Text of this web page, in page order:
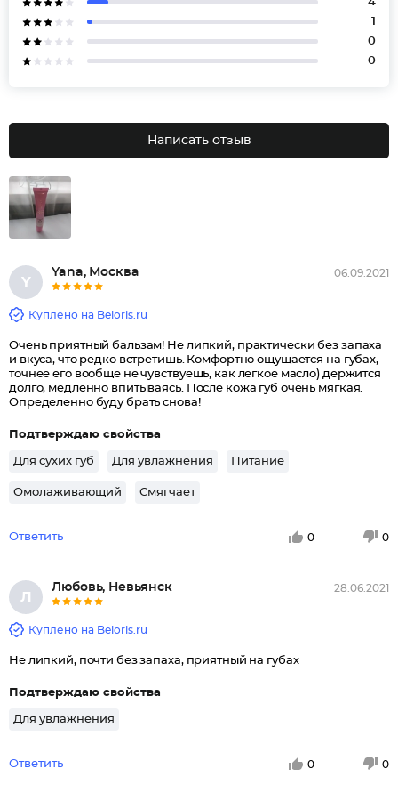
1
0
0
Написать отзыв
Y
Yana, Москва 06.09.2021
Куплено на Beloris.ru
Очень приятный бальзам! Не липкий, практически без запаха
и вкуса, что редко встретишь. Комфортно ощущается на губах,
точнее его вообще не чувствуешь, как легкое масло) держится
долго, медленно впитываясь. После кожа губ очень мягкая.
Определенно буду брать снова!
Подтверждаю свойства
Для сухих губ Для увлажнения Питание
Омолаживающий Смягчает
Ответить 0 0
Л
Любовь, Невьянск 28.06.2021
Куплено на Beloris.ru
Не липкий, почти без запаха, приятный на губах
Подтверждаю свойства
Для увлажнения
Ответить 0 0